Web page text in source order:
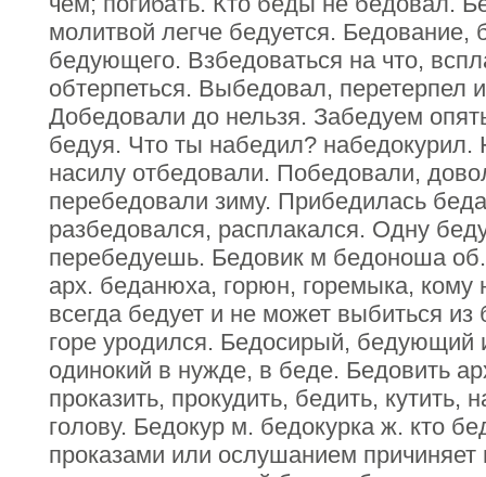
молитвой легче бедуется. Бедование,
бедующего. Взбедоваться на что,
обтерпеться. Выбедовал, перетерпел
Добедовали до нельзя. Забедуем
бедуя. Что ты набедил?
насилу отбедовали. Победовали,
перебедовали зиму. Прибедилась
разбедовался, расплакался. Одну
перебедуешь. Бедовик м бедоноша
арх. беданюха, горюн, горемыка, кому
всегда бедует и не может выбиться
горе уродился. Бедосирый, бедующий
одинокий в нужде, в беде. Бедовить
проказить, прокудить, бедить,
голову. Бедокур м. бедокурка ж. кто
проказами или ослушанием